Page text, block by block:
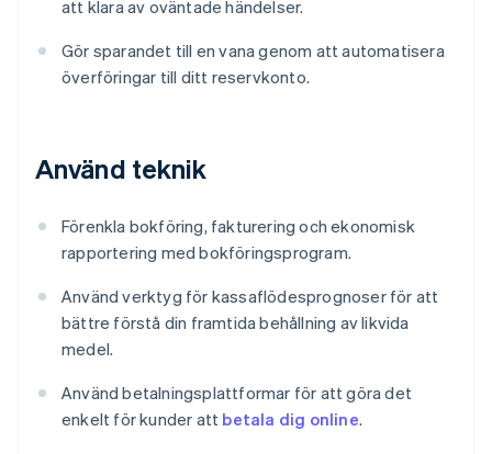
att klara av oväntade händelser.
Gör sparandet till en vana genom att automatisera
överföringar till ditt reservkonto.
Använd teknik
Förenkla bokföring, fakturering och ekonomisk
rapportering med bokföringsprogram.
Använd verktyg för kassaflödesprognoser för att
bättre förstå din framtida behållning av likvida
medel.
Använd betalningsplattformar för att göra det
enkelt för kunder att betala dig online.
English
Belgien